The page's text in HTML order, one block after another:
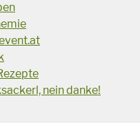
nein danke!